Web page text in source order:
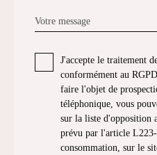
Votre message
J'accepte le traitement
conformément au
faire l'objet de
téléphonique, vous
sur la liste d'opposition
prévu par l'article
consommation, sur le